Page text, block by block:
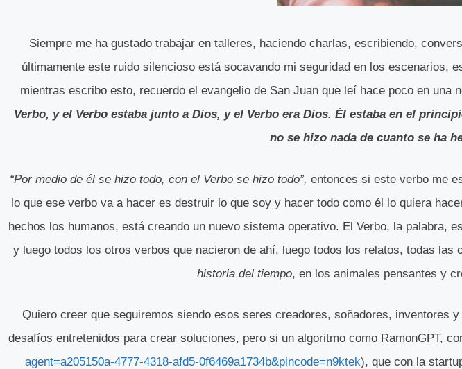
Siempre me ha gustado trabajar en talleres, haciendo charlas, escribiendo,
últimamente este ruido silencioso está socavando mi seguridad en los escenarios,
mientras escribo esto, recuerdo el evangelio de San Juan que leí hace poco en una
Verbo, y el Verbo estaba junto a Dios, y el Verbo era Dios. Él estaba en el
no se hizo nada de cuanto se ha
“Por medio de él se hizo todo, con el Verbo se hizo todo”, entonces si este verbo me
lo que ese verbo va a hacer es destruir lo que soy y hacer todo como él lo quiera
hechos los humanos, está creando un nuevo sistema operativo. El Verbo, la palabra,
y luego todos los otros verbos que nacieron de ahí, luego todos los relatos, todas las
historia del tiempo, en los animales pensantes y
Quiero creer que seguiremos siendo esos seres creadores, soñadores, inventores
desafíos entretenidos para crear soluciones, pero si un algoritmo como RamonGPT,
agent=a205150a-4777-4318-afd5-0f6469a1734b&pincode=n9ktek), que con la